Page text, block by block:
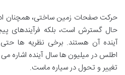
حرکت صفحات زمین ساختی، همچنان
حال گسترش است، بلکه فرآیندهای
آینده آن هستند. برخی نظریه ها
اطلس در میلیون ها سال آینده اشاره
تغییر و تحول در سیاره ماست.